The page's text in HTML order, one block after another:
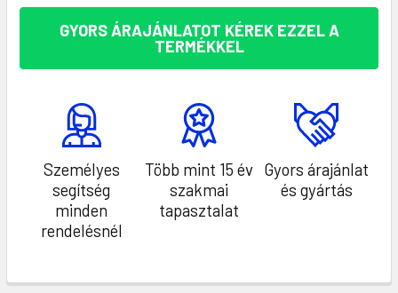
GYORS ÁRAJÁNLATOT KÉREK EZZEL A
TERMÉKKEL
Személyes
segítség
minden
rendelésnél
Több mint 15 év
szakmai
tapasztalat
Gyors árajánlat
és gyártás